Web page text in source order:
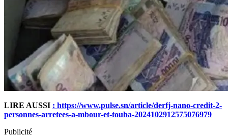
LIRE AUSSI : https://www.pulse.sn/article/derfj-nano-credit-2-
personnes-arretees-a-mbour-et-touba-2024102912575076979
Publicité